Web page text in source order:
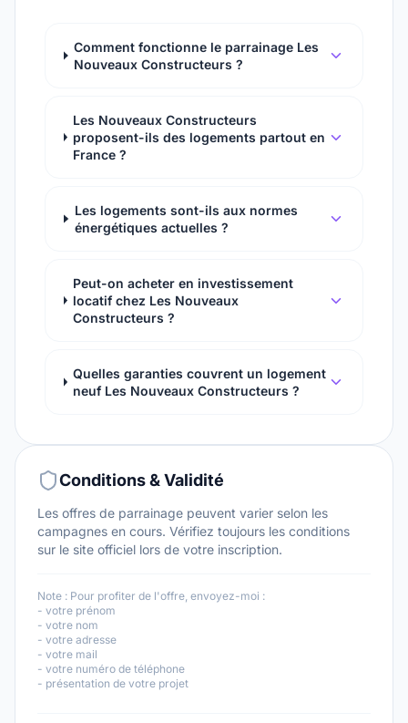
Comment fonctionne le parrainage Les
Nouveaux Constructeurs ?
Les Nouveaux Constructeurs
proposent-ils des logements partout en
France ?
Les logements sont-ils aux normes
énergétiques actuelles ?
Peut-on acheter en investissement
locatif chez Les Nouveaux
Constructeurs ?
Quelles garanties couvrent un logement
neuf Les Nouveaux Constructeurs ?
Conditions & Validité
Les offres de parrainage peuvent varier selon les
campagnes en cours. Vérifiez toujours les conditions
sur le site officiel lors de votre inscription.
Note : Pour profiter de l'offre, envoyez-moi :
- votre prénom
- votre nom
- votre adresse
- votre mail
- votre numéro de téléphone
- présentation de votre projet